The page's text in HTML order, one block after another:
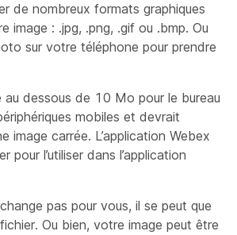
de nombreux formats graphiques
image : .jpg, .png, .gif ou .bmp. Ou
sur votre téléphone pour prendre
dessous de 10 Mo pour le bureau
mobiles et devrait
image carrée. L’application Webex
pour l’utiliser dans l’application
pas pour vous, il se peut que
Ou bien, votre image peut être